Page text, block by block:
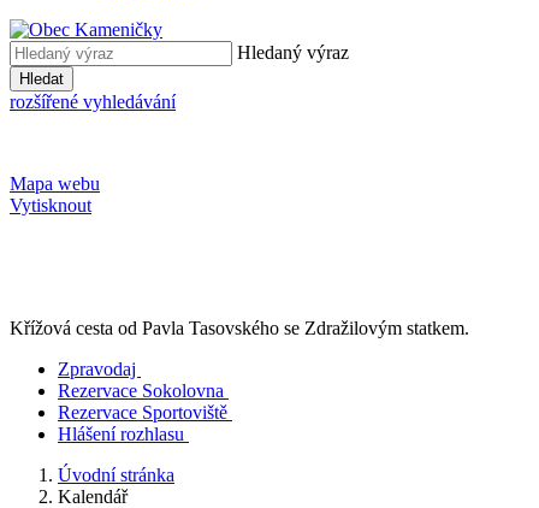
Hledaný výraz
Hledat
rozšířené vyhledávání
Mapa webu
Vytisknout
Křížová cesta od Pavla Tasovského se Zdražilovým statkem.
Zpravodaj
Rezervace Sokolovna
Rezervace Sportoviště
Hlášení rozhlasu
Úvodní stránka
Kalendář